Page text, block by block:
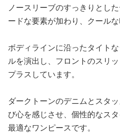
ノースリーブのすっきりとし
ードな要素が加わり、クールな
ボディラインに沿ったタイト
ルを演出し、フロントのスリ
プラスしています。
ダークトーンのデニムとスタ
び心を感じさせ、個性的なス
最適なワンピースです。